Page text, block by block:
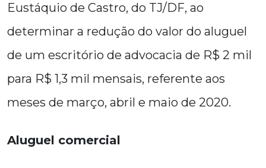
Eustáquio de Castro, do TJ/DF, ao
determinar a redução do valor do aluguel
de um escritório de advocacia de R$ 2 mil
para R$ 1,3 mil mensais, referente aos
meses de março, abril e maio de 2020.
Aluguel comercial